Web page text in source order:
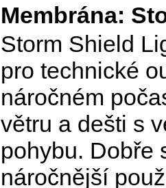
Membrána:
Storm Shield
pro technické
náročném
větru a dešti s
pohybu. Dobře
náročnější